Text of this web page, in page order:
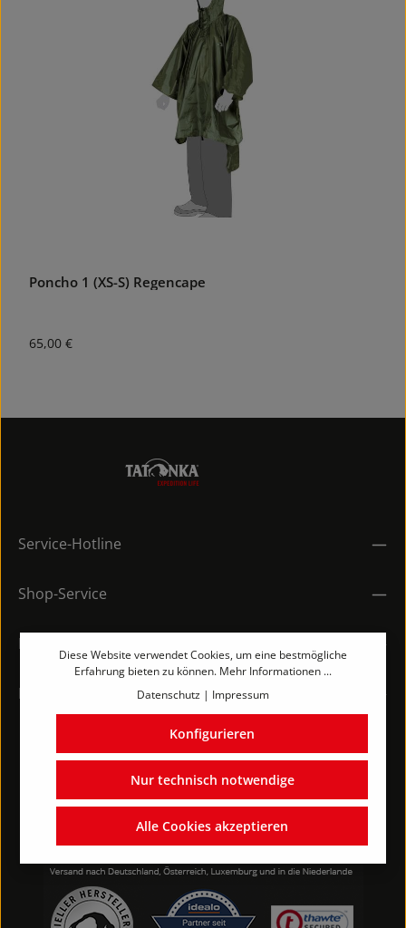
Poncho 1 (XS-S) Regencape
Regulärer Preis:
65,00 €
Service-Hotline
Shop-Service
Rechtliches
Kontakt
Diese Website verwendet Cookies, um eine bestmögliche
Erfahrung bieten zu können. Mehr Informationen ...
Datenschutz | Impressum
Nur technisch notwendige
Konfigurieren
Alle Cookies akzeptieren